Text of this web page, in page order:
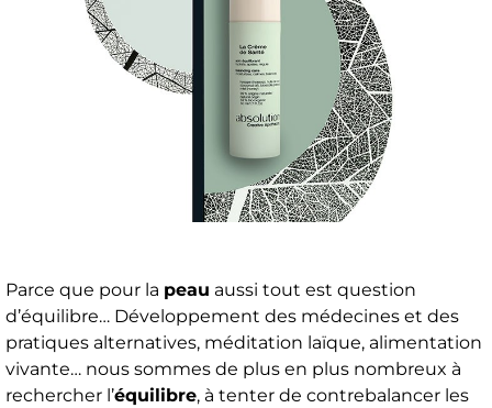
Parce que pour la peau aussi tout est question
d’équilibre… Développement des médecines et des
pratiques alternatives, méditation laïque, alimentation
vivante… nous sommes de plus en plus nombreux à
rechercher l’équilibre, à tenter de contrebalancer les